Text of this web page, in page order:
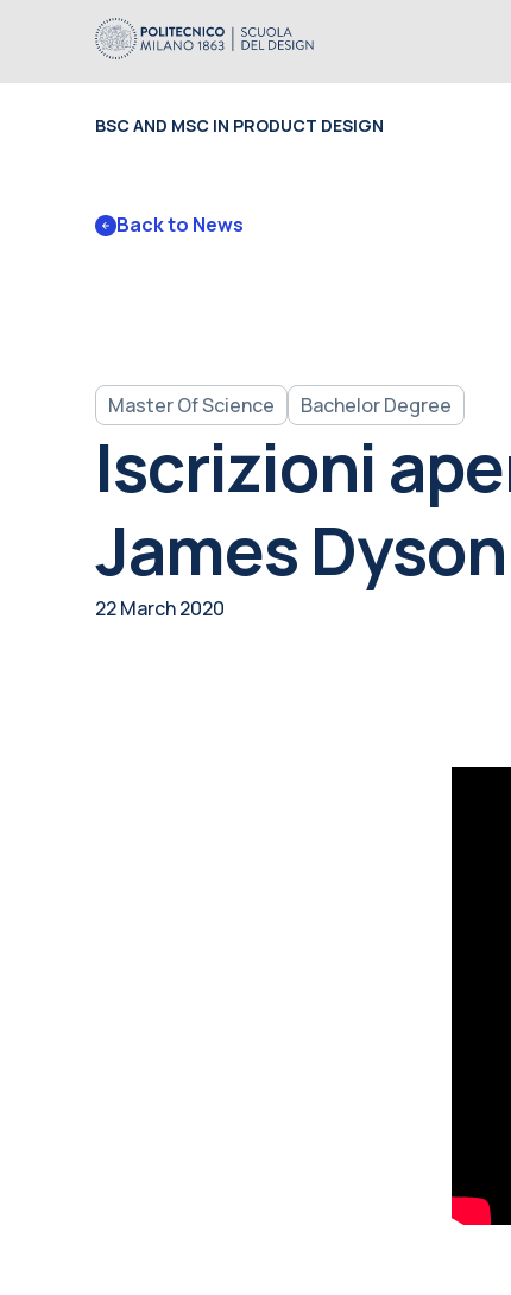
BSC AND MSC IN PRODUCT DESIGN
Back to News
Master Of Science Bachelor Degree
Iscrizioni
James
22 March 2020